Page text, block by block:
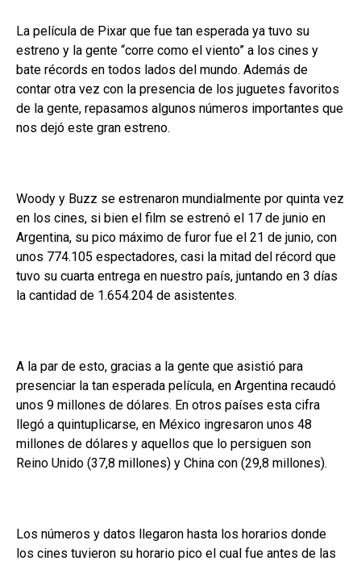
La película de Pixar que fue tan esperada ya tuvo su
estreno y la gente “corre como el viento” a los cines y
bate récords en todos lados del mundo. Además de
contar otra vez con la presencia de los juguetes favoritos
de la gente, repasamos algunos números importantes que
nos dejó este gran estreno.
Woody y Buzz se estrenaron mundialmente por quinta vez
en los cines, si bien el film se estrenó el 17 de junio en
Argentina, su pico máximo de furor fue el 21 de junio, con
unos 774.105 espectadores, casi la mitad del récord que
tuvo su cuarta entrega en nuestro país, juntando en 3 días
la cantidad de 1.654.204 de asistentes.
A la par de esto, gracias a la gente que asistió para
presenciar la tan esperada película, en Argentina recaudó
unos 9 millones de dólares. En otros países esta cifra
llegó a quintuplicarse, en México ingresaron unos 48
millones de dólares y aquellos que lo persiguen son
Reino Unido (37,8 millones) y China con (29,8 millones).
Los números y datos llegaron hasta los horarios donde
los cines tuvieron su horario pico el cual fue antes de las